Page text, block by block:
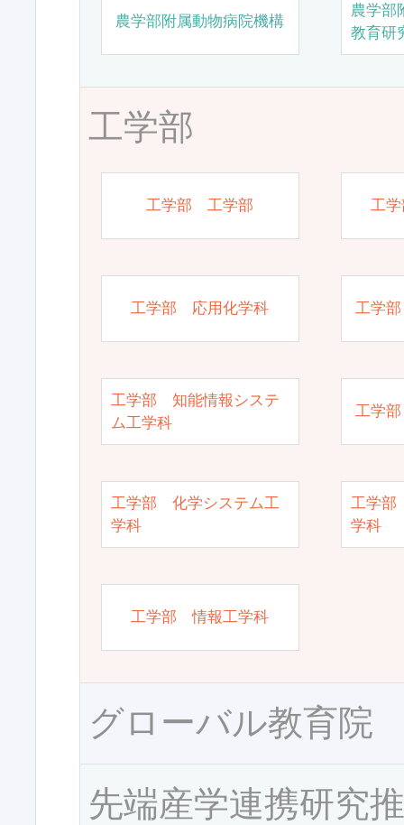
農学部附属動物病院機構
農学部
教育研
工学部
工学部 工学部 工
工学部 応用化学科 工学
工学部 知能情報システ
ム工学科
工学
工学部 化学システム工
学科
工学部
学科
工学部 情報工学科
グローバル教育院
先端産学連携研究